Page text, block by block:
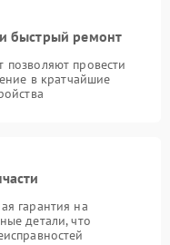
быстрый ремонт
провести
в кратчайшие
гарантия на
детали, что